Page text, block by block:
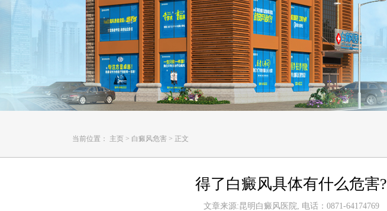
当前位置： 主页 > 白癜风危害 > 正文
得了白癜风具体有什么危害?
文章来源:昆明白癜风医院, 电话：0871-64174769